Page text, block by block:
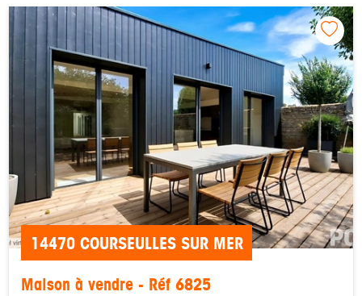
14470 COURSEULLES SUR MER
Maison à vendre - Réf 6825